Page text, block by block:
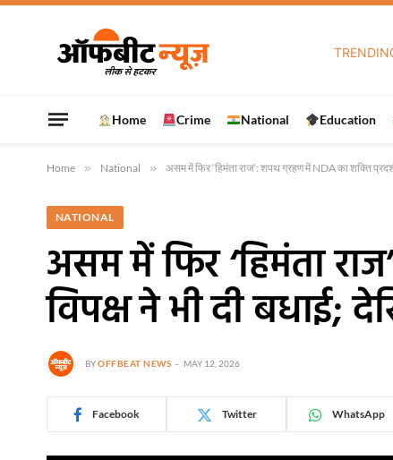
Home Crime National Education
Home » National » असम में फिर ‘हिमंता राज’: शपथ ग्रहण में NDA का शक्ति
NATIONAL
असम में फिर ‘हिमंता
विपक्ष ने भी दी बधाई;
BYOFFBEAT NEWS MAY 12, 2026
Facebook Twitter WhatsApp